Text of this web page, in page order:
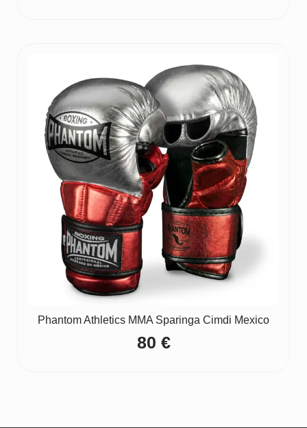
Phantom Athletics MMA Sparinga Cimdi Mexico
80 €